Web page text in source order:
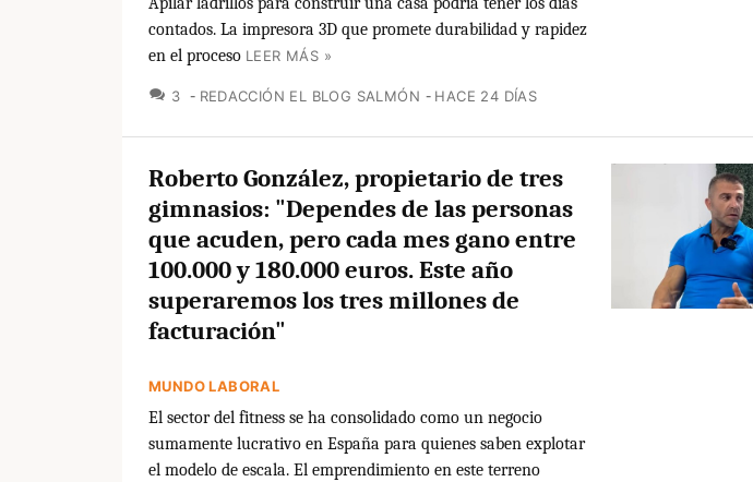
contados. La impresora 3D que promete durabilidad y rapidez
en el proceso LEER MÁS »
3 COMENTARIOS
REDACCIÓN EL BLOG SALMÓN HACE 24 DÍAS
Roberto González, propietario de tres
gimnasios: "Dependes de las personas
que acuden, pero cada mes gano entre
100.000 y 180.000 euros. Este año
superaremos los tres millones de
facturación"
MUNDO LABORAL
El sector del fitness se ha consolidado como un negocio
sumamente lucrativo en España para quienes saben explotar
el modelo de escala. El emprendimiento en este terreno